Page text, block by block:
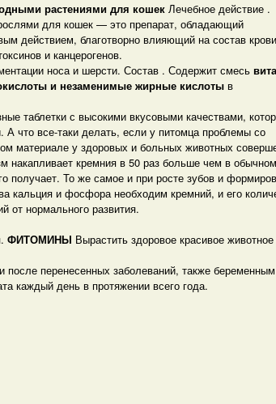
растениями для кошек Лечебное действие .
для кошек — это препарат, обладающий
действием, благотворно влияющий на состав
и канцерогенов.
носа и шерсти. Состав . Содержит смесь
и незаменимые жирные кислоты в
таблетки с высокими вкусовыми качествами,
А что все-таки делать, если у питомца проблемы со
материале у здоровых и больных животных
накапливает кремния в 50 раз больше чем в обычном
получает. То же самое и при росте зубов и
кальция и фосфора необходим кремний, и его
от нормального развития.
ФИТОМИНЫ Вырастить здоровое красивое
перенесенных заболеваний, также
каждый день в протяжении всего года.